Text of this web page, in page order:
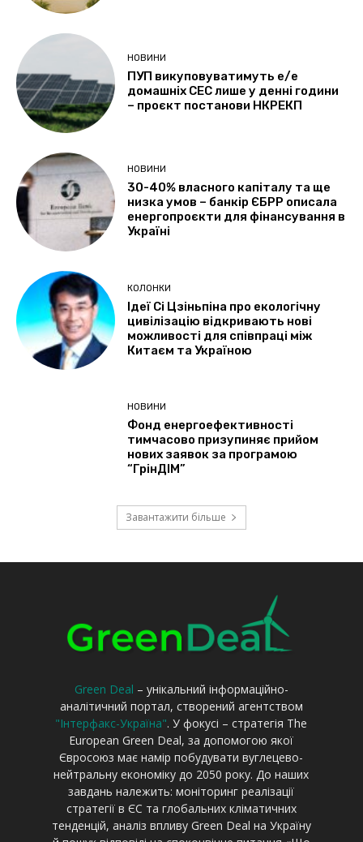
Green Deal – унікальний інформаційно-
аналітичний портал, створений агентством
"Інтерфакс-Україна". У фокусі – стратегія The
European Green Deal, за допомогою якої
Євросоюз має намір побудувати вуглецево-
нейтральну економіку до 2050 року. До наших
завдань належить: моніторинг реалізації
стратегії в ЄС та глобальних кліматичних
тенденцій, аналіз впливу Green Deal на Україну